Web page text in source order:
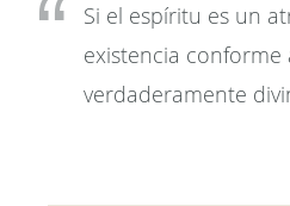
Si el espíritu es un
existencia conforme
verdaderamente